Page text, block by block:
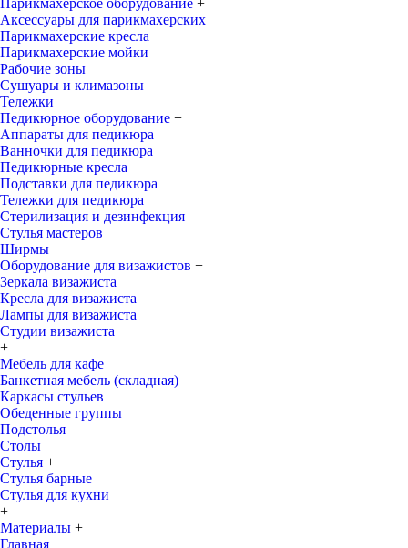
Парикмахерское оборудование +
Аксессуары для парикмахерских
Парикмахерские кресла
Парикмахерские мойки
Рабочие зоны
Сушуары и климазоны
Тележки
Педикюрное оборудование +
Аппараты для педикюра
Ванночки для педикюра
Педикюрные кресла
Подставки для педикюра
Тележки для педикюра
Стерилизация и дезинфекция
Стулья мастеров
Ширмы
Оборудование для визажистов +
Зеркала визажиста
Кресла для визажиста
Лампы для визажиста
Студии визажиста
+
Мебель для кафе
Банкетная мебель (складная)
Каркасы стульев
Обеденные группы
Подстолья
Столы
Стулья +
Стулья барные
Стулья для кухни
+
Материалы +
Главная